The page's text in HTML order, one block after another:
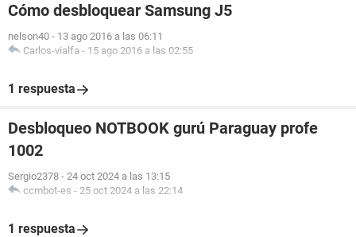
Cómo desbloquear Samsung J5
nelson40 - 13 ago 2016 a las 06:11
Carlos-vialfa - 15 ago 2016 a las 02:55
1 respuesta
Desbloqueo NOTBOOK gurú Paraguay profe
1002
Sergio2378 - 24 oct 2024 a las 13:15
ccmbot-es - 25 oct 2024 a las 22:14
1 respuesta